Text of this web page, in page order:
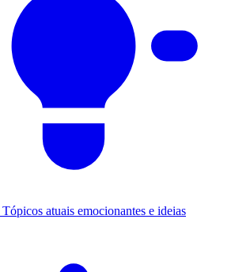
Tópicos atuais emocionantes e ideias